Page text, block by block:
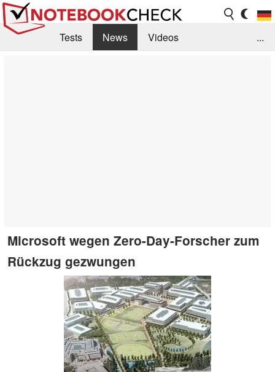
Tests News
Videos
...
Microsoft wegen Zero-Day-Forscher zum
Rückzug gezwungen